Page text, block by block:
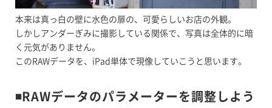
本来は真っ白の壁に水色の扉の、可愛らしいお店の外観。
しかしアンダーぎみに撮影している関係で、写真は全体的に暗
く元気がありません。
このRAWデータを、iPad単体で現像していこうと思います。
◾️RAWデータのパラメーターを調整しよう